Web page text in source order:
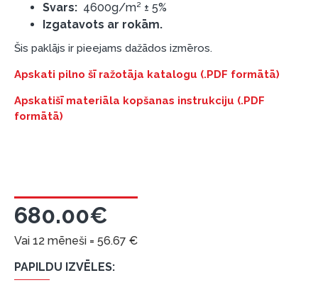
Finansiālā atbildība:
Aicinām aizņemties atbildīgi! Pirms aizņemties,
Svars: 4600g/m² ± 5%
Izgatavots ar rokām.
Šis paklājs ir pieejams dažādos izmēros.
Apskati pilno šī ražotāja katalogu (.PDF formātā)
Apskatišī materiāla kopšanas instrukciju (.PDF
formātā)
680.00€
Vai 12 mēneši = 56.67 €
PAPILDU IZVĒLES: